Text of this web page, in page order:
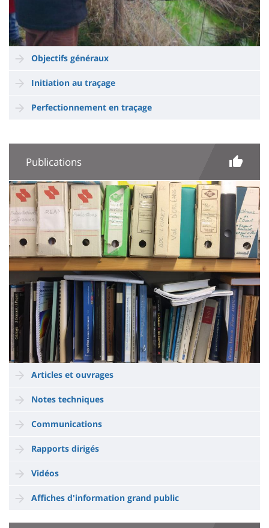
Objectifs généraux
Initiation au traçage
Perfectionnement en traçage
Publications
Imagen
Articles et ouvrages
Notes techniques
Communications
Rapports dirigés
Vidéos
Affiches d'information grand public